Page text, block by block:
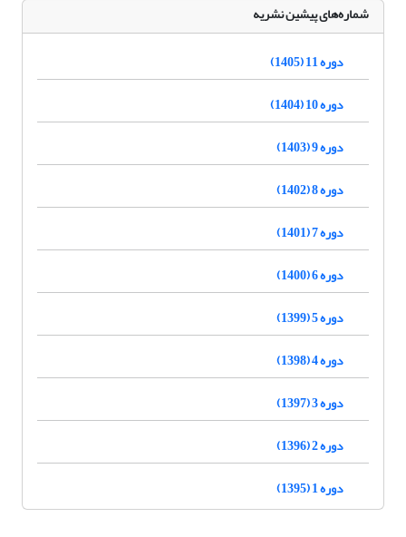
شماره‌های پیشین نشریه
دوره 11 (1405)
دوره 10 (1404)
دوره 9 (1403)
دوره 8 (1402)
دوره 7 (1401)
دوره 6 (1400)
دوره 5 (1399)
دوره 4 (1398)
دوره 3 (1397)
دوره 2 (1396)
دوره 1 (1395)